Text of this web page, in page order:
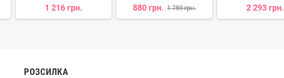
1 216 грн. 880 грн. 1 759 грн. 2 293 грн.
РОЗСИЛКА